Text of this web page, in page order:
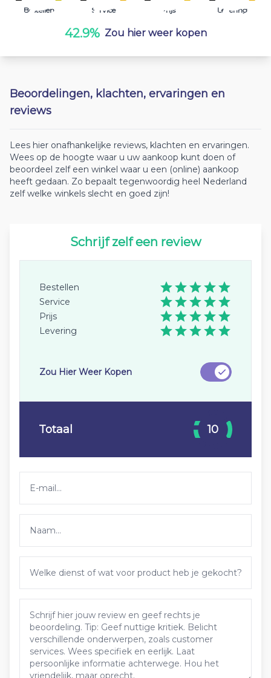
Bestellen Service Prijs Levering
42.9% Zou hier weer kopen
Beoordelingen, klachten, ervaringen en
reviews
Lees hier onafhankelijke reviews, klachten en ervaringen.
Wees op de hoogte waar u uw aankoop kunt doen of
beoordeel zelf een winkel waar u een (online) aankoop
heeft gedaan. Zo bepaalt tegenwoordig heel Nederland
zelf welke winkels slecht en goed zijn!
Schrijf zelf een review
Bestellen
Service
Prijs
Levering
Zou Hier Weer Kopen
Totaal 10